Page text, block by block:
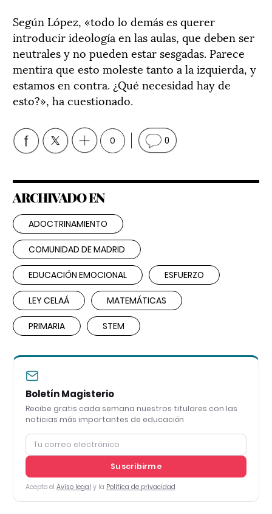
Según López, «todo lo demás es querer
introducir ideología en las aulas, que deben ser
neutrales y no pueden estar sesgadas. Parece
mentira que esto moleste tanto a la izquierda, y
estamos en contra. ¿Qué necesidad hay de
esto?», ha cuestionado.
0 0
ARCHIVADO EN
ADOCTRINAMIENTO
COMUNIDAD DE MADRID
EDUCACIÓN EMOCIONAL ESFUERZO
LEY CELAÁ MATEMÁTICAS
PRIMARIA STEM
Boletín Magisterio
Recibe gratis cada semana nuestros titulares con las
noticias más importantes de educación
Suscribirme
Acepto el Aviso legal y la Política de privacidad